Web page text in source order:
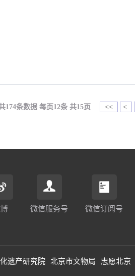
174条数据 每页12条 共15页 << <
微信服务号 微信订阅号
遗产研究院 北京市文物局 志愿北京